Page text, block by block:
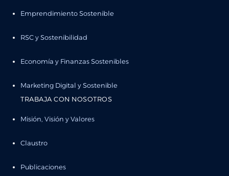
Emprendimiento Sostenible
RSC y Sostenibilidad
Economía y Finanzas Sostenibles
Marketing Digital y Sostenible
TRABAJA CON NOSOTROS
Misión, Visión y Valores
Claustro
Publicaciones